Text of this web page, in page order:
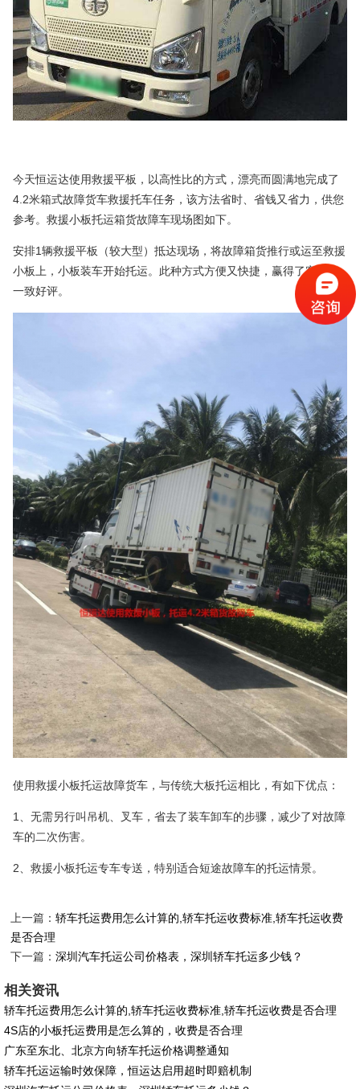
今天恒运达使用救援平板，以高性比的方式，漂亮而圆满地完成了
4.2米箱式故障货车救援托车任务，该方法省时、省钱又省力，供您
参考。救援小板托运箱货故障车现场图如下。
安排1辆救援平板（较大型）抵达现场，将故障箱货推行或运至救援
小板上，小板装车开始托运。此种方式方便又快捷，赢得了客户的
一致好评。
使用救援小板托运故障货车，与传统大板托运相比，有如下优点：
1、无需另行叫吊机、叉车，省去了装车卸车的步骤，减少了对故障
车的二次伤害。
2、救援小板托运专车专送，特别适合短途故障车的托运情景。
上一篇：轿车托运费用怎么计算的,轿车托运收费标准,轿车托运收费
是否合理
下一篇：深圳汽车托运公司价格表，深圳轿车托运多少钱？
相关资讯
轿车托运费用怎么计算的,轿车托运收费标准,轿车托运收费是否合理
4S店的小板托运费用是怎么算的，收费是否合理
广东至东北、北京方向轿车托运价格调整通知
轿车托运运输时效保障，恒运达启用超时即赔机制